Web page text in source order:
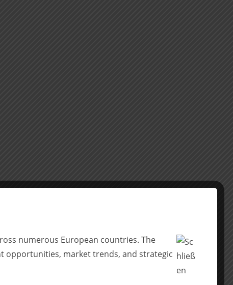
numerous European countries. The
opportunities, market trends, and strategic